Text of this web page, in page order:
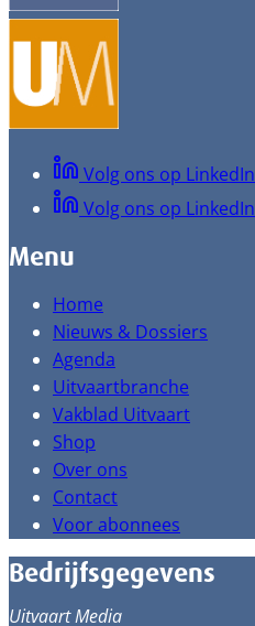
Volg ons op LinkedIn
Volg ons op LinkedIn
Menu
Home
Nieuws & Dossiers
Agenda
Uitvaartbranche
Vakblad Uitvaart
Shop
Over ons
Contact
Voor abonnees
Bedrijfsgegevens
Uitvaart Media